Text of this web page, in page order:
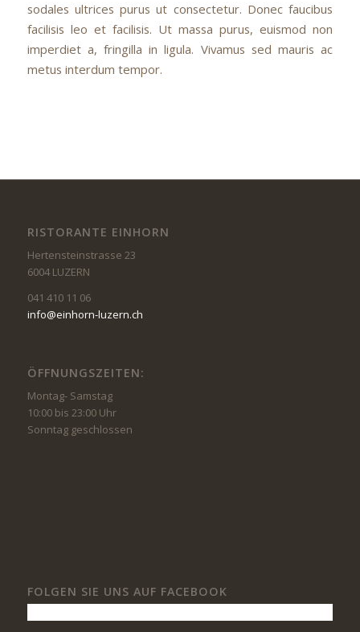
sodales ultrices purus ut consectetur. Donec faucibus
facilisis leo et facilisis. Ut massa purus, euismod non
imperdiet a, fringilla in ligula. Vivamus sed mauris ac
metus interdum tempor.
RISTORANTE EINHORN
Hertensteinstrasse 23
6004 LUZERN
041 410 11 06
info@einhorn-luzern.ch
ÖFFNUNGSZEITEN:
Montag- Samstag
10:00 bis 23:00 Uhr
Sonntag geschlossen
FOLGEN SIE UNS AUF FACEBOOK